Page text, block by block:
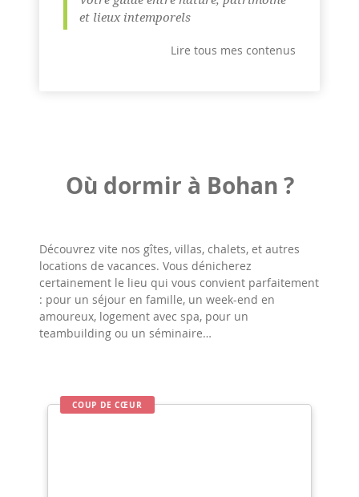
et lieux intemporels
Lire tous mes contenus
Où dormir à Bohan ?
Découvrez vite nos gîtes, villas, chalets, et autres
locations de vacances. Vous dénicherez
certainement le lieu qui vous convient parfaitement
: pour un séjour en famille, un week-end en
amoureux, logement avec spa, pour un
teambuilding ou un séminaire…
COUP DE CŒUR